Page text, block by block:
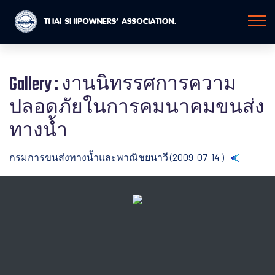
Gallery : งานนิทรรศการความ
ปลอดภัยในการคมนาคมขนส่ง
ทางน้ำ
กรมการขนส่งทางน้ำและพาณิชยนาวี (2009-07-14 )